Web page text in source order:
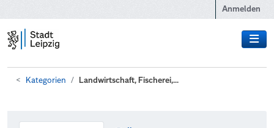
Anmelden
Kategorien Landwirtschaft, Fischerei,...